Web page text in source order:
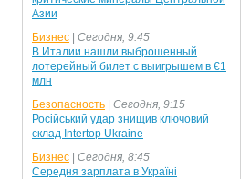
Азии
Бизнес
Сегодня, 9:45
В Италии нашли выброшенный
лотерейный билет с выигрышем в €1
млн
Безопасность
Сегодня, 9:15
Російський удар знищив ключовий
склад Intertop Ukraine
Бизнес
Сегодня, 8:45
Середня зарплата в Україні